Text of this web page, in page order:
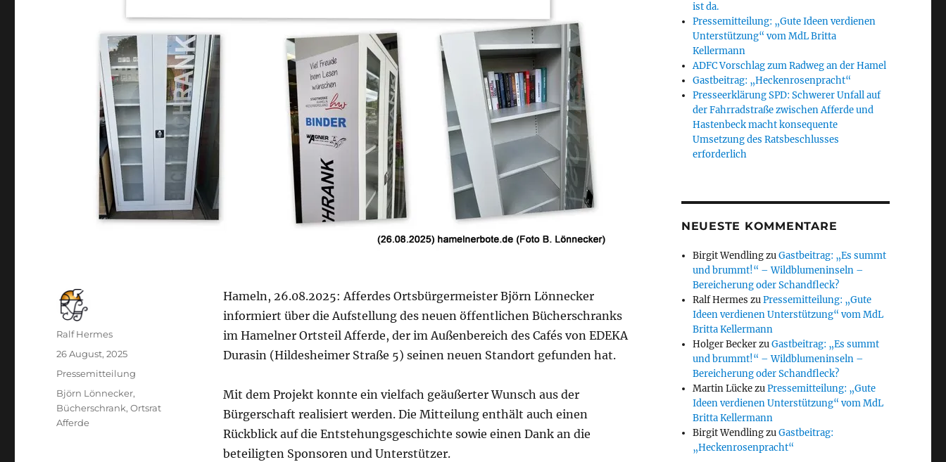
Hameln, 26.08.2025: Afferdes Ortsbürgermeister Björn Lönnecker
informiert über die Aufstellung des neuen öffentlichen Bücherschranks
im Hamelner Ortsteil Afferde, der im Außenbereich des Cafés von EDEKA
Durasin (Hildesheimer Straße 5) seinen neuen Standort gefunden hat.
Mit dem Projekt konnte ein vielfach geäußerter Wunsch aus der
Bürgerschaft realisiert werden. Die Mitteilung enthält auch einen
Rückblick auf die Entstehungsgeschichte sowie einen Dank an die
beteiligten Sponsoren und Unterstützer.
Autor
Ralf Hermes
Veröffentlicht
26 August, 2025
Kategorien
Pressemitteilung
Schlagwörter
Björn Lönnecker,
Bücherschrank,Ortsrat
Afferde
ist da.
Pressemitteilung: „Gute Ideen verdienen
Unterstützung“ vom MdL Britta
Kellermann
ADFC Vorschlag zum Radweg an der Hamel
Gastbeitrag: „Heckenrosenpracht“
Presseerklärung SPD: Schwerer Unfall auf
der Fahrradstraße zwischen Afferde und
Hastenbeck macht konsequente
Umsetzung des Ratsbeschlusses
erforderlich
NEUESTE KOMMENTARE
Birgit WendlingzuGastbeitrag: „Es summt
und brummt!“ – Wildblumeninseln –
Bereicherung oder Schandfleck?
Ralf Hermes zuPressemitteilung: „Gute
Ideen verdienen Unterstützung“ vom MdL
Britta Kellermann
Holger BeckerzuGastbeitrag: „Es summt
und brummt!“ – Wildblumeninseln –
Bereicherung oder Schandfleck?
Martin LückezuPressemitteilung: „Gute
Ideen verdienen Unterstützung“ vom MdL
Britta Kellermann
Birgit WendlingzuGastbeitrag:
„Heckenrosenpracht“